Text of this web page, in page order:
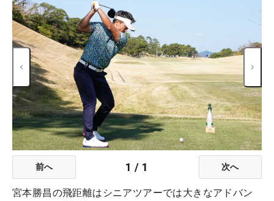
前へ 1 / 1 次へ
宮本勝昌の飛距離はシニアツアーでは大きなアドバン